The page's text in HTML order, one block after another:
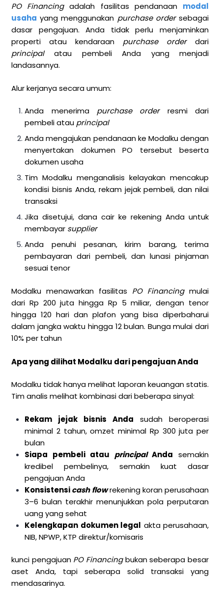
PO Financingadalah fasilitas pendanaan modal
usaha yang menggunakan purchase ordersebagai
dasar pengajuan. Anda tidak perlu menjaminkan
properti atau kendaraan purchase orderdari
principalatau pembeli Anda yang menjadi
landasannya.
Alur kerjanya secara umum:
Anda menerima purchase orderresmi dari
pembeli atau principal
Anda mengajukan pendanaan ke Modalku dengan
menyertakan dokumen PO tersebut beserta
dokumen usaha
Tim Modalku menganalisis kelayakan mencakup
kondisi bisnis Anda, rekam jejak pembeli, dan nilai
transaksi
Jika disetujui, dana cair ke rekening Anda untuk
membayar supplier
Anda penuhi pesanan, kirim barang, terima
pembayaran dari pembeli, dan lunasi pinjaman
sesuai tenor
Modalku menawarkan fasilitas PO Financingmulai
dari Rp 200 juta hingga Rp 5 miliar, dengan tenor
hingga 120 hari dan plafon yang bisa diperbaharui
dalam jangka waktu hingga 12 bulan. Bunga mulai dari
10% per tahun
Apa yang dilihat Modalku dari pengajuan Anda
Modalku tidak hanya melihat laporan keuangan statis.
Tim analis melihat kombinasi dari beberapa sinyal:
Rekam jejak bisnis Anda sudah beroperasi
minimal 2 tahun, omzet minimal Rp 300 juta per
bulan
Siapa pembeli atau principalAnda semakin
kredibel pembelinya, semakin kuat dasar
pengajuan Anda
Konsistensicash flowrekening koran perusahaan
3–6 bulan terakhir menunjukkan pola perputaran
uang yang sehat
Kelengkapan dokumen legal akta perusahaan,
NIB, NPWP, KTP direktur/komisaris
kunci pengajuan PO Financingbukan seberapa besar
aset Anda, tapi seberapa solid transaksi yang
mendasarinya.